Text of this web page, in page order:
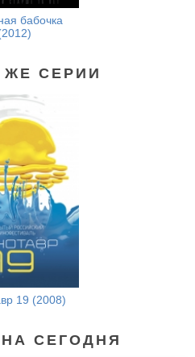
бабочка
СЕРИИ
19 (2008)
СЕГОДНЯ